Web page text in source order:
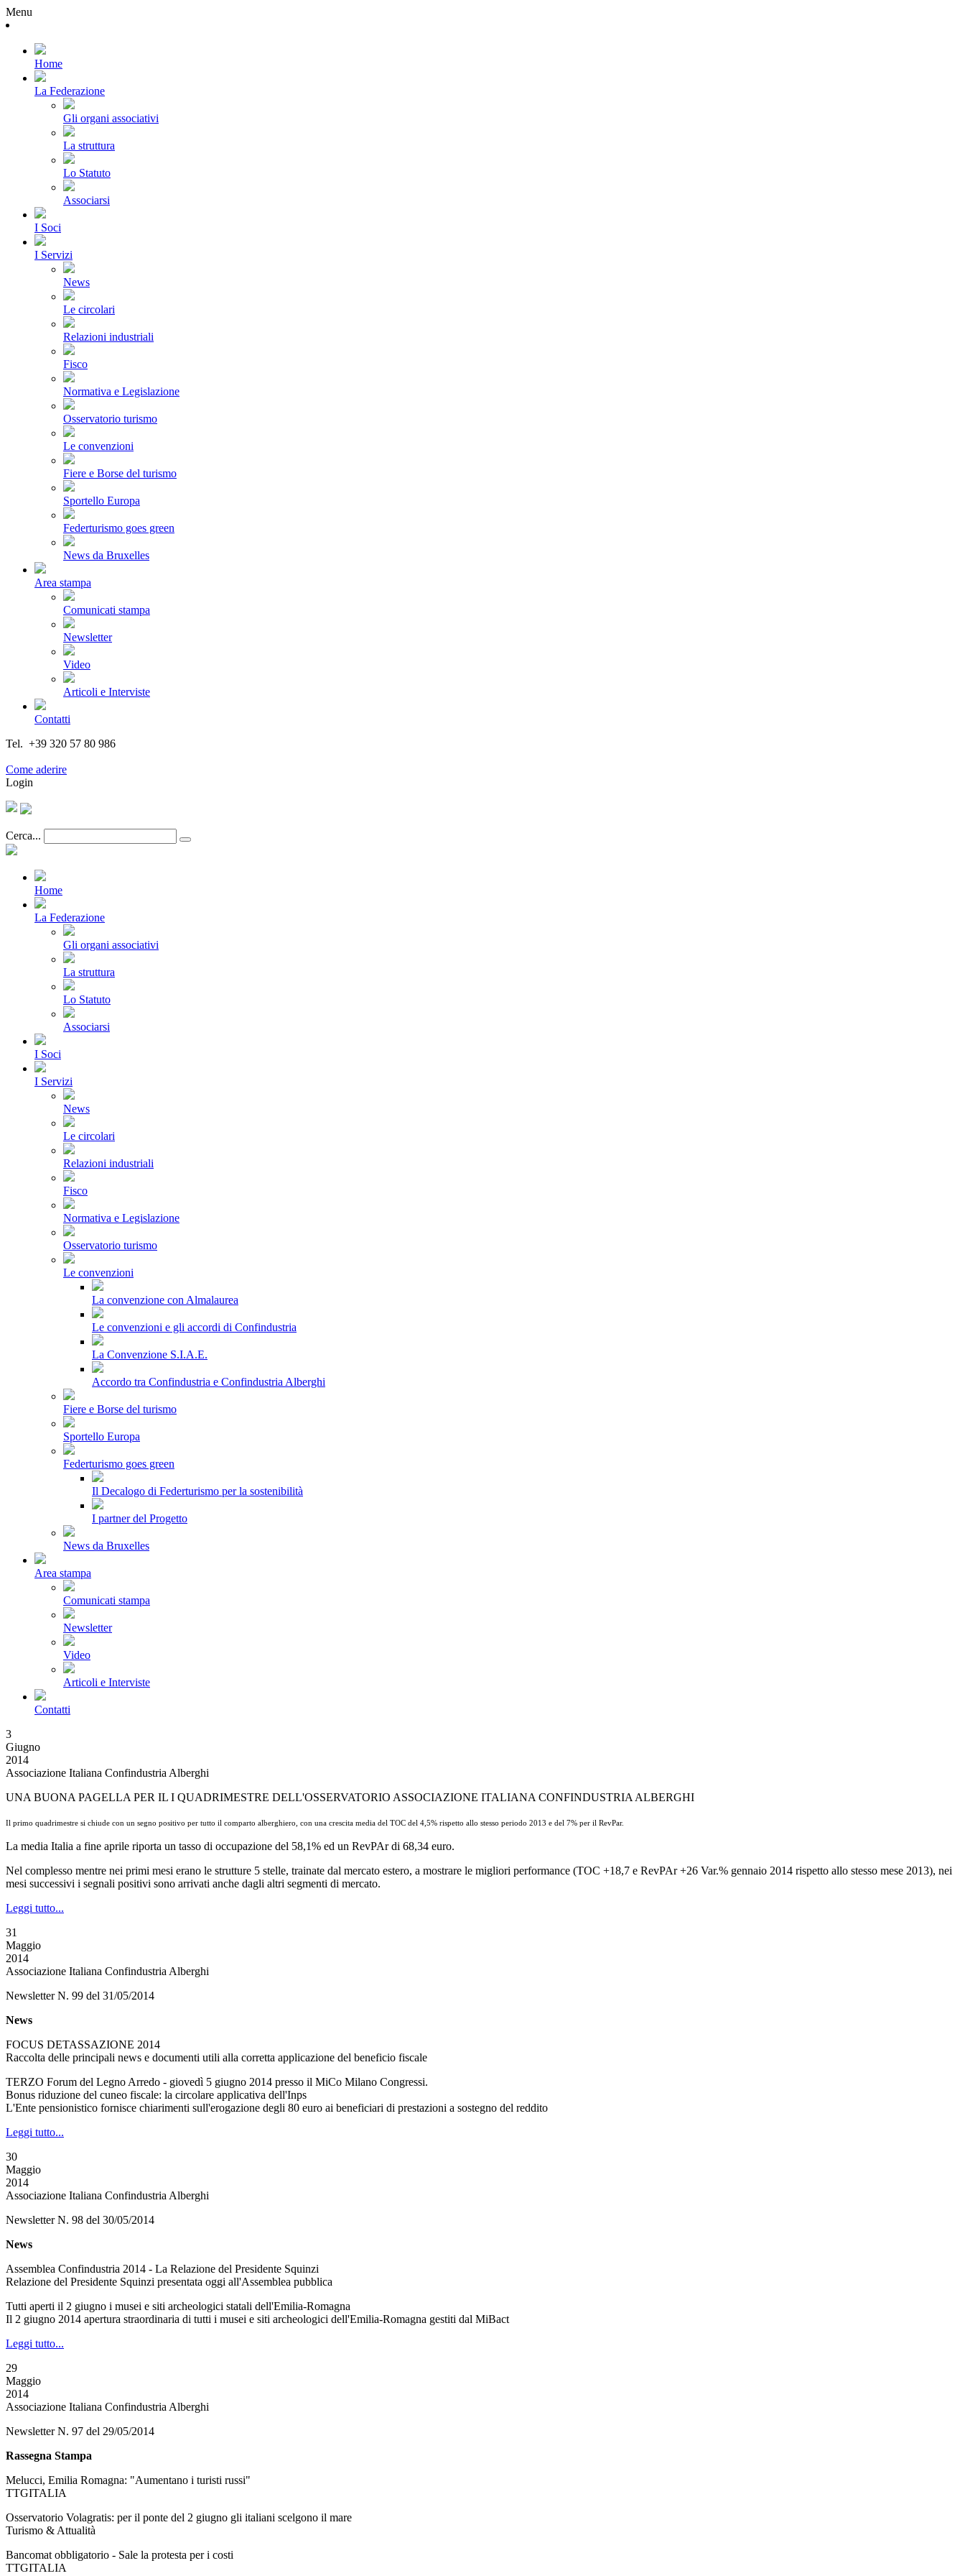
Menu
Home
La Federazione
Gli organi associativi
La struttura
Lo Statuto
Associarsi
I Soci
I Servizi
News
Le circolari
Relazioni industriali
Fisco
Normativa e Legislazione
Osservatorio turismo
Le convenzioni
Fiere e Borse del turismo
Sportello Europa
Federturismo goes green
News da Bruxelles
Area stampa
Comunicati stampa
Newsletter
Video
Articoli e Interviste
Contatti
Tel. +39 320 57 80 986
Come aderire
Login
Cerca...
Home
La Federazione
Gli organi associativi
La struttura
Lo Statuto
Associarsi
I Soci
I Servizi
News
Le circolari
Relazioni industriali
Fisco
Normativa e Legislazione
Osservatorio turismo
Le convenzioni
La convenzione con Almalaurea
Le convenzioni e gli accordi di Confindustria
La Convenzione S.I.A.E.
Accordo tra Confindustria e Confindustria Alberghi
Fiere e Borse del turismo
Sportello Europa
Federturismo goes green
Il Decalogo di Federturismo per la sostenibilità
I partner del Progetto
News da Bruxelles
Area stampa
Comunicati stampa
Newsletter
Video
Articoli e Interviste
Contatti
3
Giugno
2014
Associazione Italiana Confindustria Alberghi
UNA BUONA PAGELLA PER IL I QUADRIMESTRE DELL'OSSERVATORIO ASSOCIAZIONE ITALIANA CONFINDUSTRIA ALBERGHI
Il primo quadrimestre si chiude con un segno positivo per tutto il comparto alberghiero, con una crescita media del TOC del 4,5% rispetto allo stesso periodo 2013 e del 7% per il RevPar.
La media Italia a fine aprile riporta un tasso di occupazione del 58,1% ed un RevPAr di 68,34 euro.
Nel complesso mentre nei primi mesi erano le strutture 5 stelle, trainate dal mercato estero, a mostrare le migliori performance (TOC +18,7 e RevPAr +26 Var.% gennaio 2014 rispetto allo stesso mese 2013), nei
mesi successivi i segnali positivi sono arrivati anche dagli altri segmenti di mercato.
Leggi tutto...
31
Maggio
2014
Associazione Italiana Confindustria Alberghi
Newsletter N. 99 del 31/05/2014
News
FOCUS DETASSAZIONE 2014
Raccolta delle principali news e documenti utili alla corretta applicazione del beneficio fiscale
TERZO Forum del Legno Arredo - giovedì 5 giugno 2014 presso il MiCo Milano Congressi.
Bonus riduzione del cuneo fiscale: la circolare applicativa dell'Inps
L'Ente pensionistico fornisce chiarimenti sull'erogazione degli 80 euro ai beneficiari di prestazioni a sostegno del reddito
Leggi tutto...
30
Maggio
2014
Associazione Italiana Confindustria Alberghi
Newsletter N. 98 del 30/05/2014
News
Assemblea Confindustria 2014 - La Relazione del Presidente Squinzi
Relazione del Presidente Squinzi presentata oggi all'Assemblea pubblica
Tutti aperti il 2 giugno i musei e siti archeologici statali dell'Emilia-Romagna
Il 2 giugno 2014 apertura straordinaria di tutti i musei e siti archeologici dell'Emilia-Romagna gestiti dal MiBact
Leggi tutto...
29
Maggio
2014
Associazione Italiana Confindustria Alberghi
Newsletter N. 97 del 29/05/2014
Rassegna Stampa
Melucci, Emilia Romagna: "Aumentano i turisti russi"
TTGITALIA
Osservatorio Volagratis: per il ponte del 2 giugno gli italiani scelgono il mare
Turismo & Attualità
Bancomat obbligatorio - Sale la protesta per i costi
TTGITALIA